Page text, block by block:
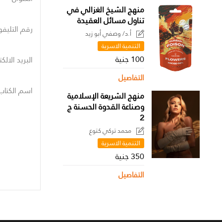
منهج الشيخ الغزالي في
تناول مسائل العقيدة
أ.د/ وصفي أبو زيد
التنمية الاسرية
100 جنية
التفاصيل
منهج الشريعة الإسلامية
وصناعة القدوة الحسنة ج
2
محمد تركي كتوع
التنمية الاسرية
350 جنية
التفاصيل
رقم
البريد
اسم